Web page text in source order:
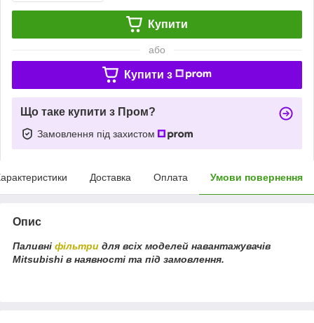
Купити
або
Купити з
Що таке купити з Пром?
Замовлення під захистом
Доставка Оплата Умови повернення
Опис
Паливні фільтри для всіх моделей навантажувачів
Mitsubishi в наявності та під замовлення.